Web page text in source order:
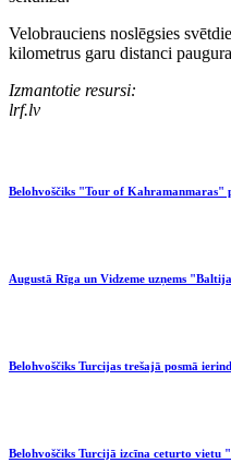
Velobrauciens noslēgsies
kilometrus garu distanci
Izmantotie resursi:
lrf.lv
Belohvoščiks "Tour of Kahramanmaras"
Augustā Rīga un Vidzeme uzņems
Belohvoščiks Turcijas trešajā posmā
Belohvoščiks Turcijā izcīna ceturto